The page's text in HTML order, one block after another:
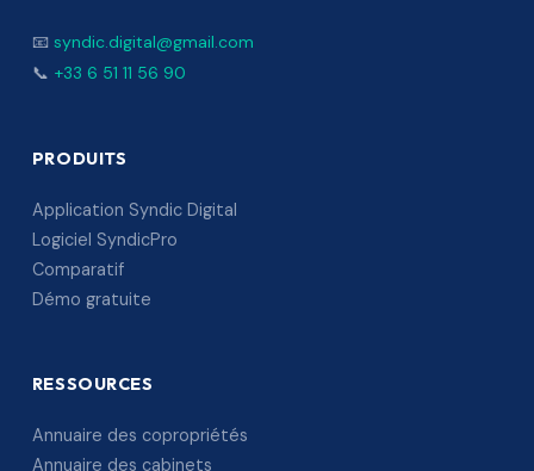
📧 syndic.digital@gmail.com
📞 +33 6 51 11 56 90
PRODUITS
Application Syndic Digital
Logiciel SyndicPro
Comparatif
Démo gratuite
RESSOURCES
Annuaire des copropriétés
Annuaire des cabinets